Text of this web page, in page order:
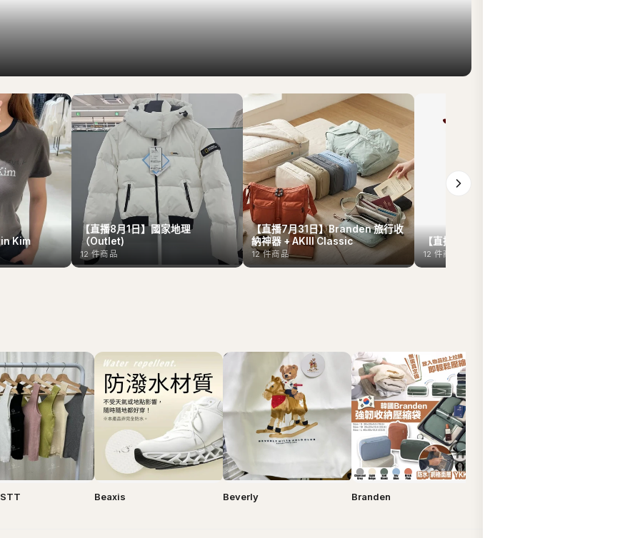
Kim
【直播8月1日】國家地理
（Outlet)
12 件商品
【直播7月31日】Branden 旅行收
納神器 + AKIII Classic
12件商品
【直播7月29日】Hunter
12件商品
Beaxis Beverly Branden